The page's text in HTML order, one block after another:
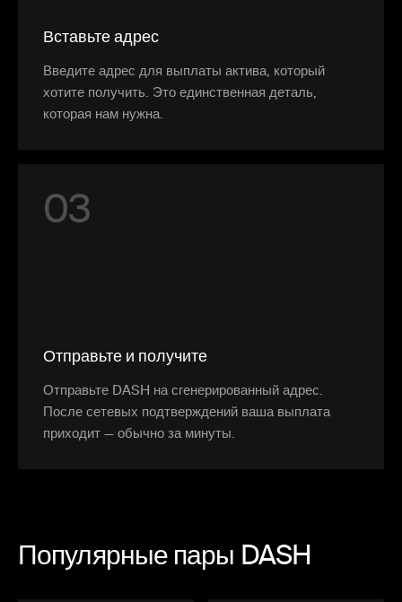
Вставьте адрес
Введите адрес для выплаты актива, который
хотите получить. Это единственная деталь,
которая нам нужна.
03
Отправьте и получите
Отправьте DASH на сгенерированный адрес.
После сетевых подтверждений ваша выплата
приходит — обычно за минуты.
Популярные пары DASH